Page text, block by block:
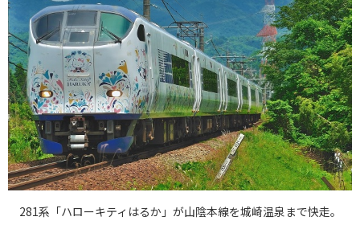
281系「ハローキティはるか」が山陰本線を城崎温泉まで快走。